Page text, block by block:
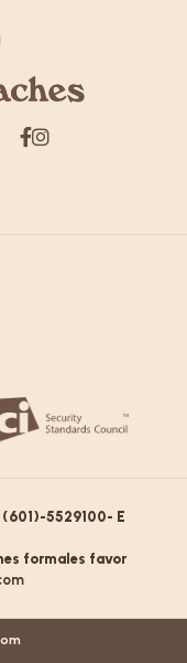
5529100- E
formales favor